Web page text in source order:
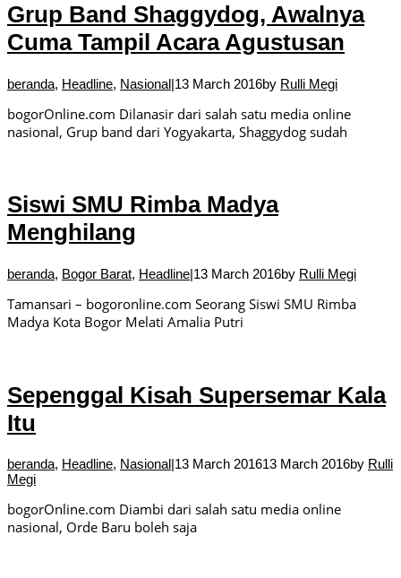
Grup Band Shaggydog, Awalnya
Cuma Tampil Acara Agustusan
beranda, Headline, Nasional|13 March 2016by Rulli Megi
bogorOnline.com Dilanasir dari salah satu media online
nasional, Grup band dari Yogyakarta, Shaggydog sudah
Siswi SMU Rimba Madya
Menghilang
beranda, Bogor Barat, Headline|13 March 2016by Rulli Megi
Tamansari – bogoronline.com Seorang Siswi SMU Rimba
Madya Kota Bogor Melati Amalia Putri
Sepenggal Kisah Supersemar Kala
Itu
beranda, Headline, Nasional|13 March 201613 March 2016by Rulli
Megi
bogorOnline.com Diambi dari salah satu media online
nasional, Orde Baru boleh saja